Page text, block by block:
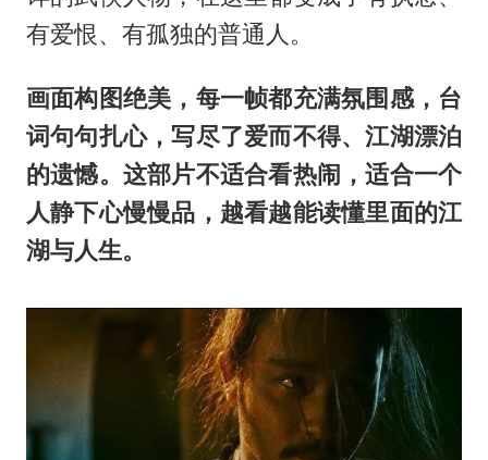
有爱恨、有孤独的普通人。
画面构图绝美，每一帧都充满氛围感，台
词句句扎心，写尽了爱而不得、江湖漂泊
的遗憾。这部片不适合看热闹，适合一个
人静下心慢慢品，越看越能读懂里面的江
湖与人生。